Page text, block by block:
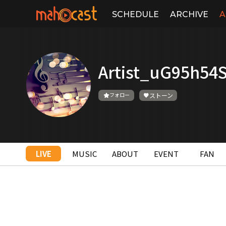
SCHEDULE ARCHIVE
フォロー ストーン
LIVE MUSIC ABOUT EVENT FAN